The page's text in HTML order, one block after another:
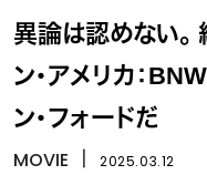
異論は認めない。
ン・アメリカ：
ン・フォードだ
MOVIE 2025.03.12